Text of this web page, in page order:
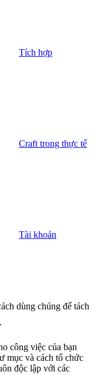
Tích hợp
Craft trong thực tế
Tài khoản
dùng chúng để tách
công việc của bạn
mục và cách tổ chức
độc lập với các